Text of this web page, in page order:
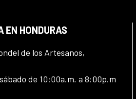
EN HONDURAS
de los Artesanos,
de 10:00a.m. a 8:00p.m